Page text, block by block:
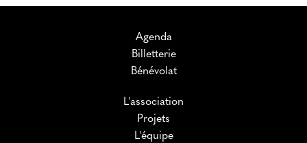
Agenda
Billetterie
Bénévolat
L'association
Projets
L'équipe